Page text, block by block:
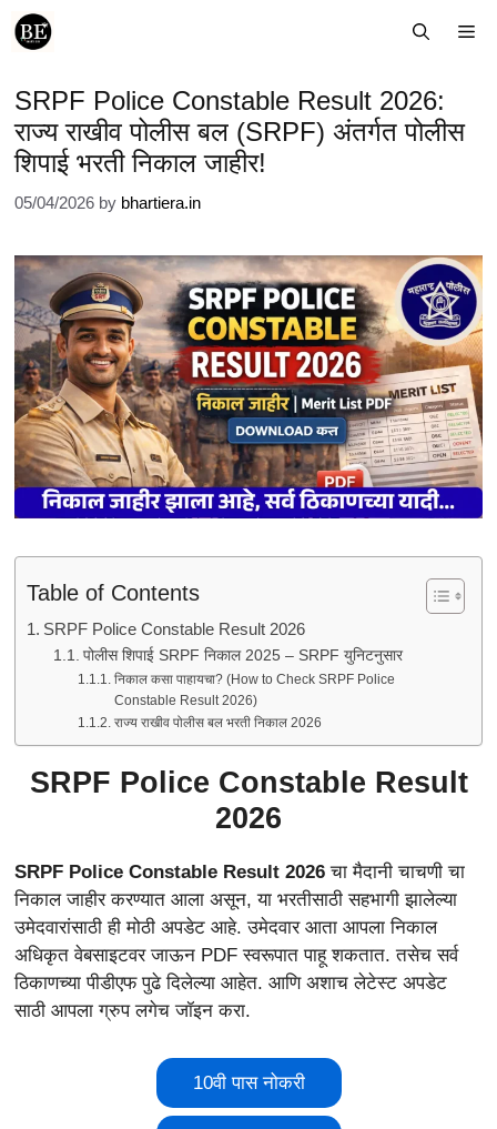
Skip
SRPF Police Constable Result 2026:
राज्य राखीव पोलीस बल (SRPF) अंतर्गत पोलीस
शिपाई भरती निकाल जाहीर!
05/04/2026 by bhartiera.in
Table of Contents
SRPF Police Constable Result 2026
पोलीस शिपाई SRPF निकाल 2025 – SRPF युनिटनुसार
निकाल कसा पाहायचा? (How to Check SRPF Police
Constable Result 2026)
राज्य राखीव पोलीस बल भरती निकाल 2026
SRPF Police Constable Result
2026
SRPF Police Constable Result 2026 चा मैदानी चाचणी चा
निकाल जाहीर करण्यात आला असून, या भरतीसाठी सहभागी झालेल्या
उमेदवारांसाठी ही मोठी अपडेट आहे. उमेदवार आता आपला निकाल
अधिकृत वेबसाइटवर जाऊन PDF स्वरूपात पाहू शकतात. तसेच सर्व
ठिकाणच्या पीडीएफ पुढे दिलेल्या आहेत. आणि अशाच लेटेस्ट अपडेट
साठी आपला ग्रुप लगेच जॉइन करा.
10वी पास नोकरी